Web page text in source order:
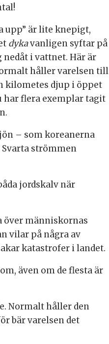
upp” är lite knepigt,
dykavanligen syftar på
i vattnet. Här är
håller varelsen till
kilometes djup i öppet
har flera exemplar tagit
– som koreanerna
strömmen
jordskalv när
över människornas
vilar på några av
katastrofer i landet.
även om de flesta är
Normalt håller den
bär varelsen det